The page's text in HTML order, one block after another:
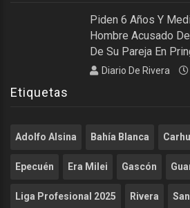
Piden 6 Años Y
Hombre Acusado
De Su Pareja En
Diario De Rivera
Etiquetas
Adolfo Alsina Bahía Blanca
Epecuén Era Milei Gascón
Liga Profesional 2025 Rivera